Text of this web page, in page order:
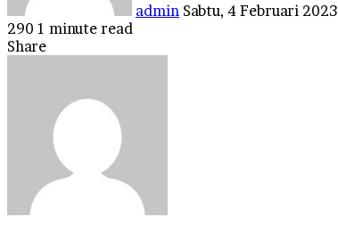
admin Sabtu, 4 Februari 2023
290 1 minute read
Facebook
Twitter
LinkedIn
Tumblr
Pinterest
Reddit
VKontakte
Odnoklassniki
Pocket
Share